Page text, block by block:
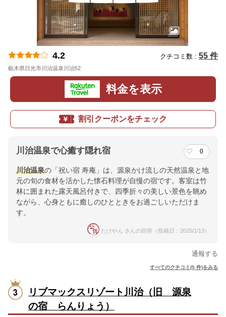
4.2 クチコミ数 : 55 件
栃木県日光市川治温泉川治52
料金を表示
割引クーポンをチェック
川治温泉で心癒す隠れ宿 0
川治温泉の「祝い宿 寿庵」は、源泉かけ流しの天然温泉と地
元の旬の食材を活かした懐石料理が自慢の宿です。客室は竹
林に囲まれた露天風呂付きで、四季折々の美しい景色を眺め
ながら、心身ともに癒しのひとときをお過ごしいただけま
す。
たけやん さんの回答（投稿日：2025/1/13）
通報する
すべてのクチコミ(5 件)をみる
リブマックスリゾート川治（旧 源泉
の宿 らんりょう）